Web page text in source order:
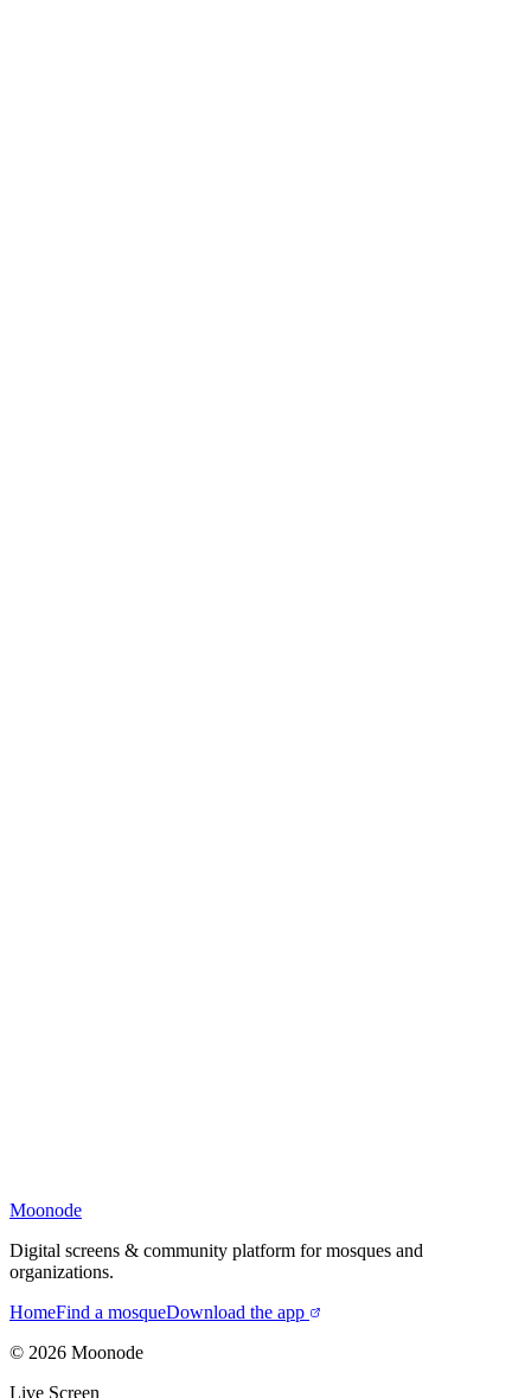
Moonode
Digital screens & community platform for mosques and
organizations.
HomeFind a mosqueDownload the app
© 2026 Moonode
Live Screen